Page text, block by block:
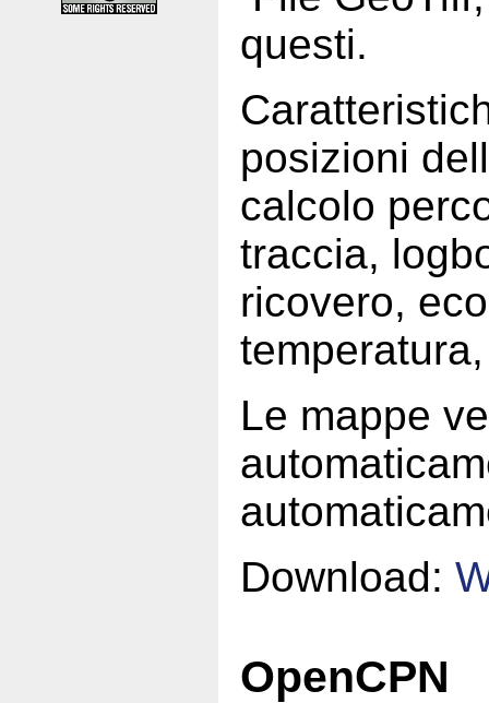
questi.
posizioni
calcolo
traccia,
ricovero,
Le mappe
Download:
OpenCPN